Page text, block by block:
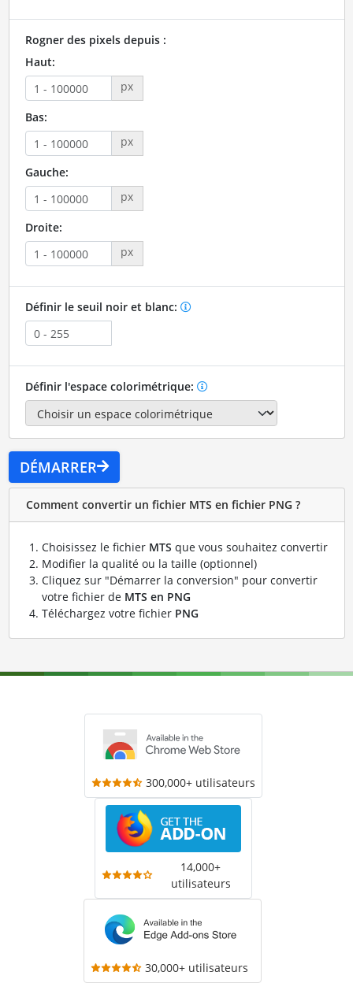
Rogner des pixels depuis :
Haut:
px
Bas:
px
Gauche:
px
Droite:
px
Définir le seuil noir et blanc:
Définir l'espace colorimétrique:
DÉMARRER
Comment convertir un fichier MTS en fichier PNG ?
Choisissez le fichier MTS que vous souhaitez convertir
Modifier la qualité ou la taille (optionnel)
Cliquez sur "Démarrer la conversion" pour convertir
votre fichier de MTS en PNG
Téléchargez votre fichier PNG
300,000+ utilisateurs
14,000+
utilisateurs
30,000+ utilisateurs